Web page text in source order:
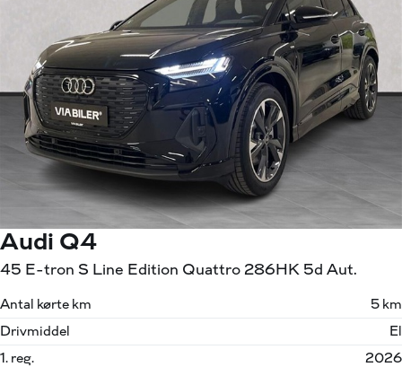
Audi Q4
45 E-tron S Line Edition Quattro 286HK 5d Aut.
Antal kørte km
5 km
Drivmiddel
El
1. reg.
2026